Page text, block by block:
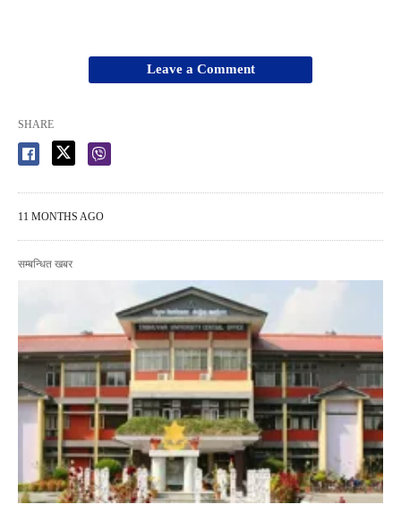
Leave a Comment
SHARE
11 MONTHS AGO
सम्बन्धित खबर